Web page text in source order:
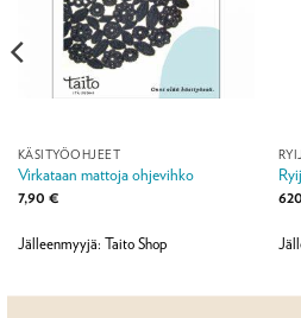
KÄSITYÖOHJEET
Virkataan mattoja ohjevihko
7,90 €
Jälleenmyyjä: Taito Shop